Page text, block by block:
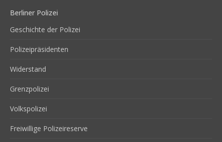
Berliner Polizei
Geschichte der Polizei
Polizeipräsidenten
Widerstand
Grenzpolizei
Volkspolizei
Freiwillige Polizeireserve